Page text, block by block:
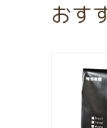
おす